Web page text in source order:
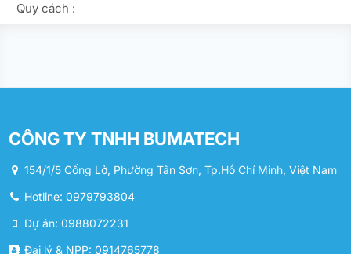
Quy cách :
CÔNG TY TNHH BUMATECH
154/1/5 Cống Lở, Phường Tân Sơn, Tp.Hồ Chí Minh, Việt Nam
Hotline: 0979793804
Dự án: 0988072231
Đại lý & NPP: 0914765778